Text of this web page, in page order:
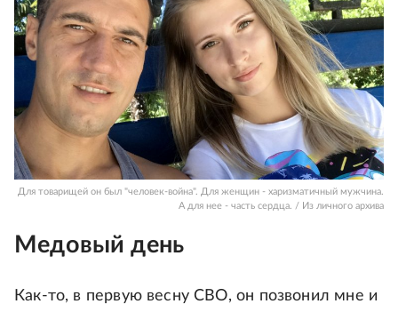
Для товарищей он был "человек-война". Для женщин - харизматичный мужчина.
А для нее - часть сердца. / Из личного архива
Медовый день
Как-то, в первую весну СВО, он позвонил мне и